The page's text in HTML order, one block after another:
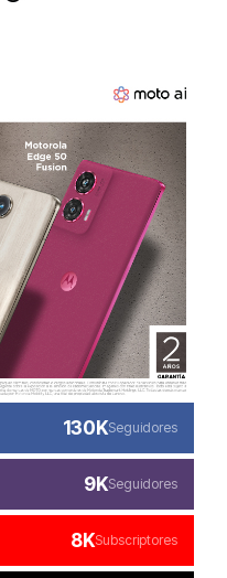
130KSeguidores
9KSeguidores
8KSubscriptores